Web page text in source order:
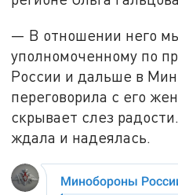
— В отношении него
уполномоченному по
России и дальше в
переговорила с его
скрывает слез
ждала и надеялась.